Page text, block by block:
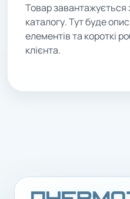
Товар завантажується
каталогу. Тут буде
елементів та короткі
клієнта.